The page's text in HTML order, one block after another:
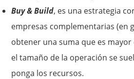
Buy & Build, es una estrategia
empresas complementarias (en
obtener una suma que es
el tamaño de la operación se
ponga los recursos.